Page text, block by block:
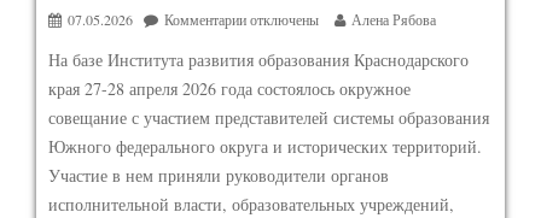
07.05.2026 Комментарииотключены Алена Рябова
На базе Института развития образования Краснодарского
края 27-28 апреля 2026 года состоялось окружное
совещание с участием представителей системы образования
Южного федерального округа и исторических территорий.
Участие в нем приняли руководители органов
исполнительной власти, образовательных учреждений,